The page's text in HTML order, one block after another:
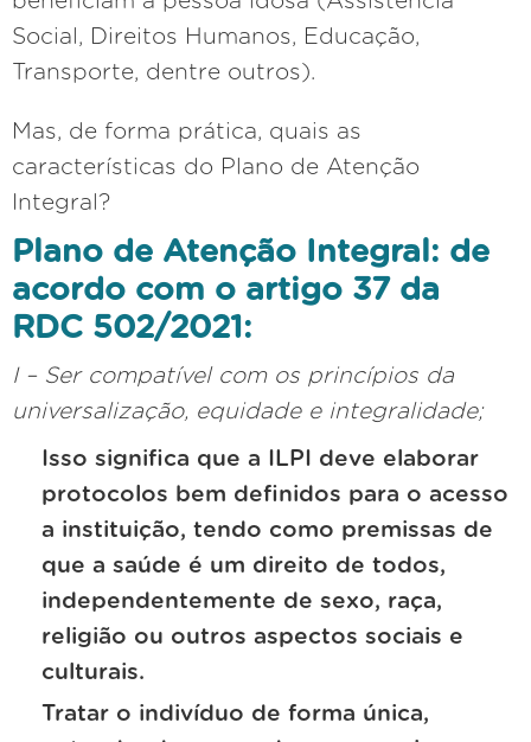
Social, Direitos Humanos, Educação,
Transporte, dentre outros).
Mas, de forma prática, quais as
características do Plano de Atenção
Integral?
Plano de Atenção Integral: de
acordo com o artigo 37 da
RDC 502/2021:
I – Ser compatível com os princípios da
universalização, equidade e integralidade;
Isso significa que a ILPI deve elaborar
protocolos bem definidos para o acesso
a instituição, tendo como premissas de
que a saúde é um direito de todos,
independentemente de sexo, raça,
religião ou outros aspectos sociais e
culturais.
Tratar o indivíduo de forma única,